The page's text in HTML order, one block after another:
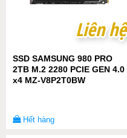
Liên hệ
Liên hệ
SSD SAMSUNG 980 PRO
2TB M.2 2280 PCIE GEN 4.0
x4 MZ-V8P2T0BW
Hết hàng